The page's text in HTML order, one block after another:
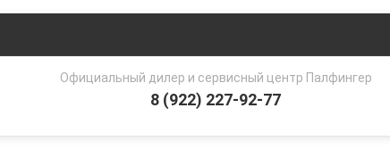
Официальный дилер и сервисный центр Палфингер
8 (922) 227-92-77